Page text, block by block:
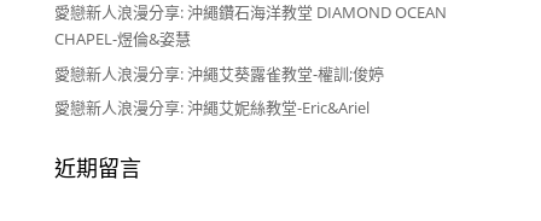
愛戀新人浪漫分享: 沖繩鑽石海洋教堂 DIAMOND OCEAN
CHAPEL-煜倫&姿慧
愛戀新人浪漫分享: 沖繩艾葵露雀教堂-權訓;俊婷
愛戀新人浪漫分享: 沖繩艾妮絲教堂-Eric&Ariel
近期留言